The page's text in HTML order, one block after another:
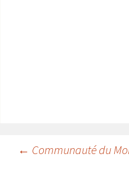
Navigation
← Communauté du